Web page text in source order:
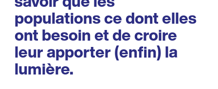
populations ce dont elles
ont besoin et de croire
leur apporter (enfin) la
lumière.